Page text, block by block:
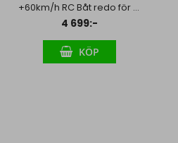
+60km/h RC Båt redo för action!
4 699:-
KÖP